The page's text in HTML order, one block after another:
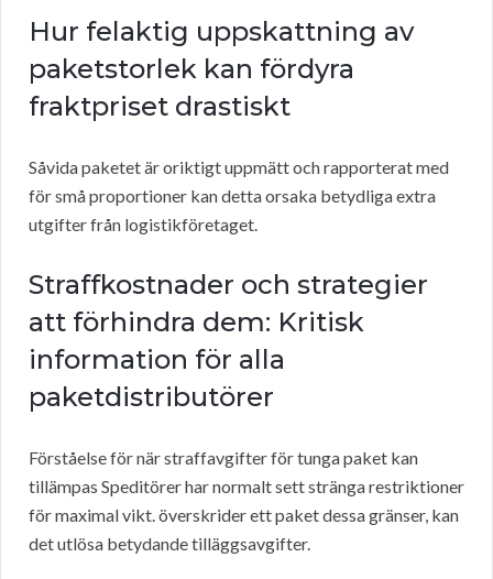
Hur felaktig uppskattning av
paketstorlek kan fördyra
fraktpriset drastiskt
Såvida paketet är oriktigt uppmätt och rapporterat med
för små proportioner kan detta orsaka betydliga extra
utgifter från logistikföretaget.
Straffkostnader och strategier
att förhindra dem: Kritisk
information för alla
paketdistributörer
Förståelse för när straffavgifter för tunga paket kan
tillämpas Speditörer har normalt sett stränga restriktioner
för maximal vikt. överskrider ett paket dessa gränser, kan
det utlösa betydande tilläggsavgifter.